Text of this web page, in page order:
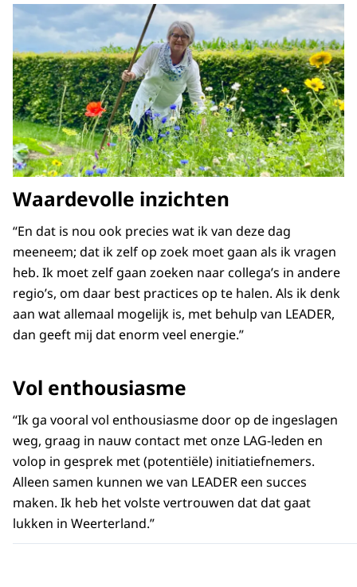
Waardevolle inzichten
“En dat is nou ook precies wat ik van deze dag
meeneem; dat ik zelf op zoek moet gaan als ik vragen
heb. Ik moet zelf gaan zoeken naar collega’s in andere
regio’s, om daar best practices op te halen. Als ik denk
aan wat allemaal mogelijk is, met behulp van LEADER,
dan geeft mij dat enorm veel energie.”
Vol enthousiasme
“Ik ga vooral vol enthousiasme door op de ingeslagen
weg, graag in nauw contact met onze LAG-leden en
volop in gesprek met (potentiële) initiatiefnemers.
Alleen samen kunnen we van LEADER een succes
maken. Ik heb het volste vertrouwen dat dat gaat
lukken in Weerterland.”